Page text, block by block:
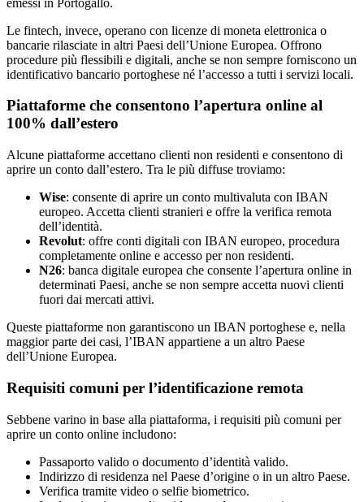
Le fintech, invece, operano con licenze di moneta elettronica o
bancarie rilasciate in altri Paesi dell’Unione Europea. Offrono
procedure più flessibili e digitali, anche se non sempre forniscono un
identificativo bancario portoghese né l’accesso a tutti i servizi locali.
Piattaforme che consentono l’apertura online al
100% dall’estero
Alcune piattaforme accettano clienti non residenti e consentono di
aprire un conto dall’estero. Tra le più diffuse troviamo:
Wise: consente di aprire un conto multivaluta con IBAN
europeo. Accetta clienti stranieri e offre la verifica remota
dell’identità.
Revolut: offre conti digitali con IBAN europeo, procedura
completamente online e accesso per non residenti.
N26: banca digitale europea che consente l’apertura online in
determinati Paesi, anche se non sempre accetta nuovi clienti
fuori dai mercati attivi.
Queste piattaforme non garantiscono un IBAN portoghese e, nella
maggior parte dei casi, l’IBAN appartiene a un altro Paese
dell’Unione Europea.
Requisiti comuni per l’identificazione remota
Sebbene varino in base alla piattaforma, i requisiti più comuni per
aprire un conto online includono:
Passaporto valido o documento d’identità valido.
Indirizzo di residenza nel Paese d’origine o in un altro Paese.
Verifica tramite video o selfie biometrico.